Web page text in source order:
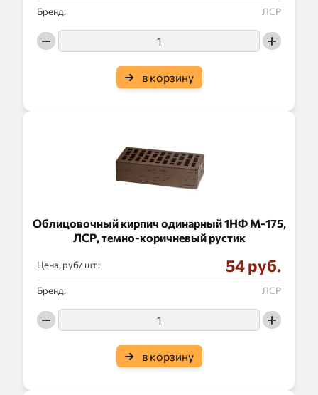
Бренд: ЛСР
в корзину
Облицовочный кирпич одинарный 1НФ М-175,
ЛСР, темно-коричневый рустик
Цена, руб/ : 54 руб.
Бренд: ЛСР
в корзину